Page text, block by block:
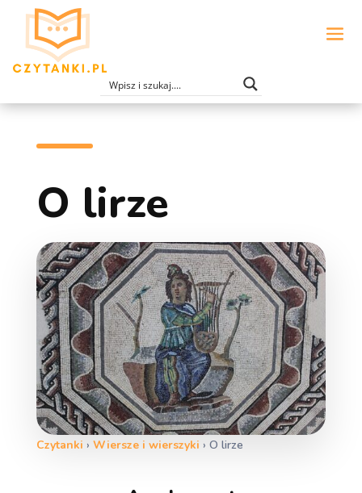
O lirze
Czytanki › Wiersze i wierszyki › O lirze